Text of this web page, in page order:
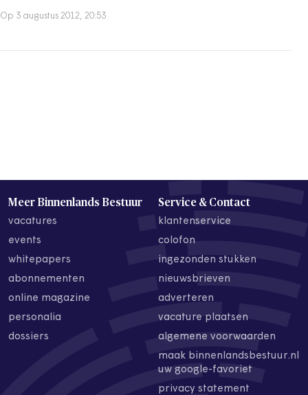
Op 3 augustus 2012, 20:53
Meer Binnenlands Bestuur
vacatures
events
whitepapers
abonnementen
online magazine
personalia
dossiers
Service & Contact
klantenservice
colofon
ingezonden stukken
nieuwsbrieven
adverteren
vacature plaatsen
algemene voorwaarden
maak binnenlandsbestuur.nl
uw google-favoriet
privacy statement